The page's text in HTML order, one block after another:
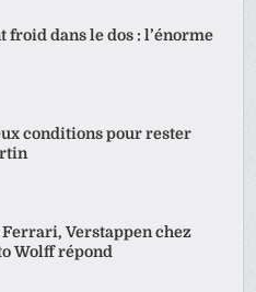
froid dans le dos : l’énorme
conditions pour rester
Verstappen chez
Wolff répond